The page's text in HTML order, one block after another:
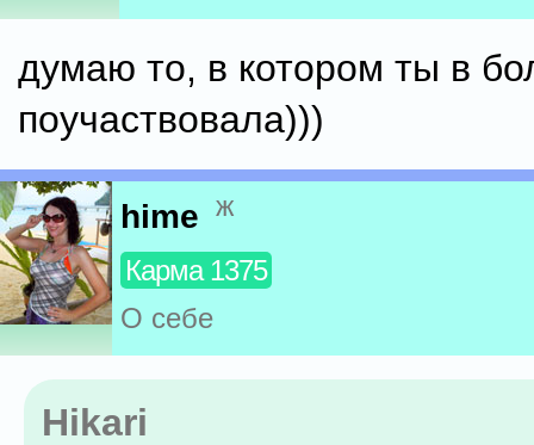
думаю то, в котором ты в
поучаствовала)))
hime ж
Карма 1375
О себе
Hikari